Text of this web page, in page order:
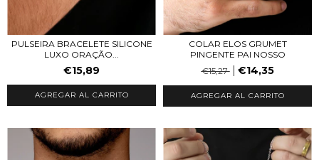
PULSEIRA BRACELETE SILICONE
LUXO ORAÇÃO...
€15,89
COLAR ELOS GRUMET
PINGENTE PAI NOSSO
€15,27
€14,35